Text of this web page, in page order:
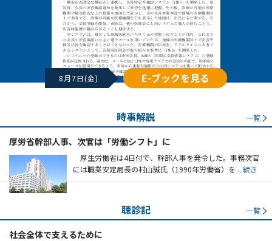
8月7日(金) E-ブックを見る
時事解説 一覧
厚労省幹部人事、次官は「労働シフト」に
厚生労働省は4日付で、幹部人事を発令した。事務次官
には職業安定局長の村山誠氏（1990年労働省）を ...続き
聴診記 一覧
社会全体で支えるために